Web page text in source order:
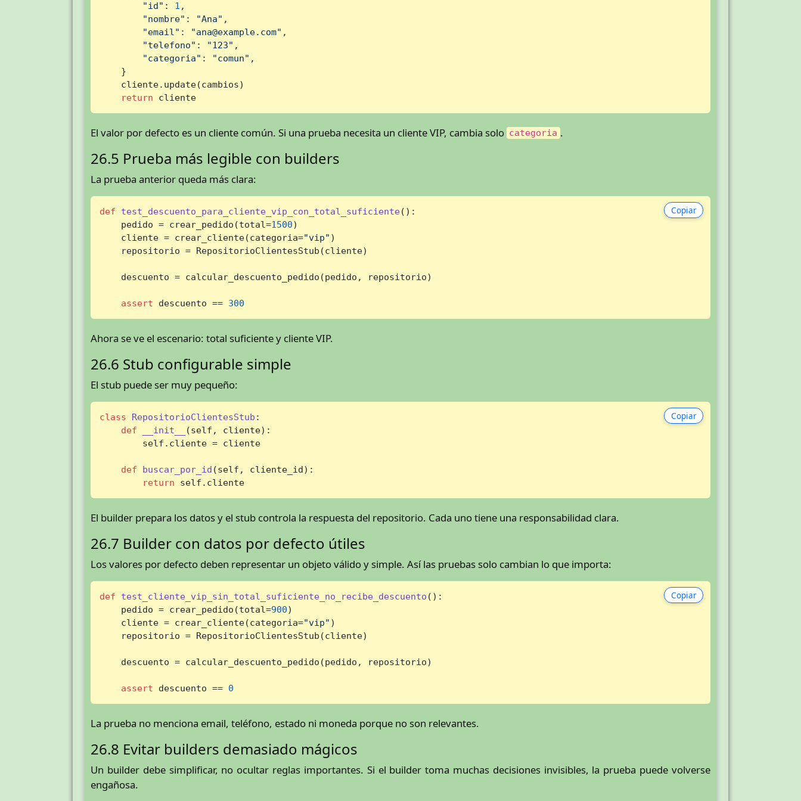
"id" : 1 ,
"nombre" : "Ana" ,
"email" : "ana@example.com" ,
"telefono" : "123" ,
"categoria" : "comun" ,
    }
    cliente.update(cambios)
return cliente
El valor por defecto es un cliente común. Si una prueba necesita un cliente VIP, cambia solo categoria .
26.5 Prueba más legible con builders
La prueba anterior queda más clara:
Copiar
def test_descuento_para_cliente_vip_con_total_suficiente():
    pedido = crear_pedido(total=
1500)
    cliente = crear_cliente(categoria=
"vip" )
    repositorio = RepositorioClientesStub(cliente)
    descuento = calcular_descuento_pedido(pedido, repositorio)
assert descuento == 300
Ahora se ve el escenario: total suficiente y cliente VIP.
26.6 Stub configurable simple
El stub puede ser muy pequeño:
Copiar
class RepositorioClientesStub :
def
__init__ (self, cliente):
        self.cliente = cliente
def buscar_por_id (self, cliente_id):
return self.cliente
El builder prepara los datos y el stub controla la respuesta del repositorio. Cada uno tiene una responsabilidad clara.
26.7 Builder con datos por defecto útiles
Los valores por defecto deben representar un objeto válido y simple. Así las pruebas solo cambian lo que importa:
Copiar
def test_cliente_vip_sin_total_suficiente_no_recibe_descuento ():
    pedido = crear_pedido(total=
900)
    cliente = crear_cliente(categoria=
"vip" )
    repositorio = RepositorioClientesStub(cliente)
    descuento = calcular_descuento_pedido(pedido, repositorio)
assert descuento == 0
La prueba no menciona email, teléfono, estado ni moneda porque no son relevantes.
26.8 Evitar builders demasiado mágicos
Un builder debe simplificar, no ocultar reglas importantes. Si el builder toma muchas decisiones invisibles, la prueba puede volverse
engañosa.